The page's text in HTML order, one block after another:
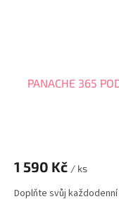
PANACHE 365
1 590 Kč / ks
Doplňte svůj